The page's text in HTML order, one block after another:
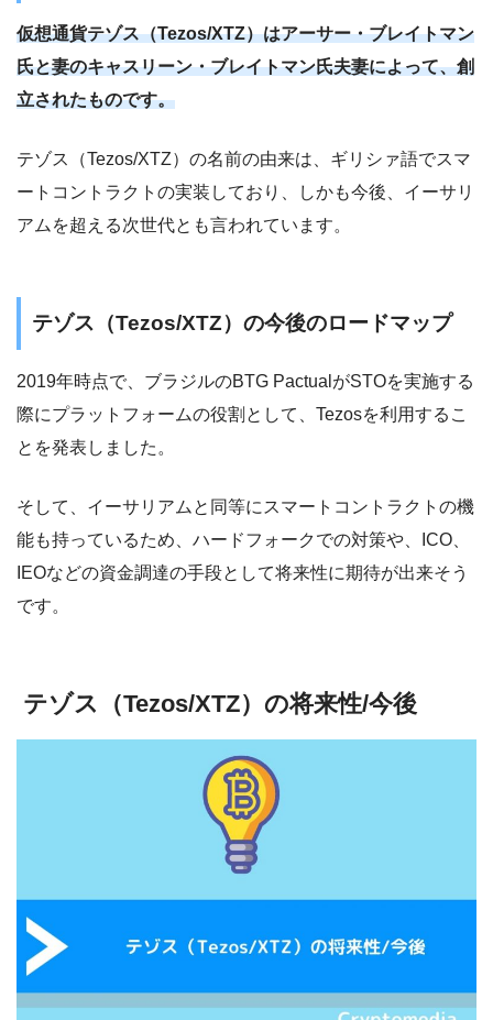
仮想通貨テゾス（Tezos/XTZ）はアーサー・ブレイトマン
氏と妻のキャスリーン・ブレイトマン氏夫妻によって、創
立されたものです。
テゾス（Tezos/XTZ）の名前の由来は、ギリシァ語でスマ
ートコントラクトの実装しており、しかも今後、イーサリ
アムを超える次世代とも言われています。
テゾス（Tezos/XTZ）の今後のロードマップ
2019年時点で、ブラジルのBTG PactualがSTOを実施する
際にプラットフォームの役割として、 Tezosを利用するこ
とを発表しました。
そして、イーサリアムと同等にスマートコントラクトの機
能も持っているため、ハードフォークでの対策や、ICO、
IEOなどの資金調達の手段として将来性に期待が出来そう
です。
テゾス（Tezos/XTZ）の将来性/今後